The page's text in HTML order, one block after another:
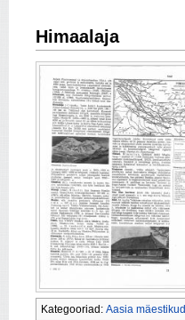
Himaalaja
Kategooriad: Aasia mäestikud